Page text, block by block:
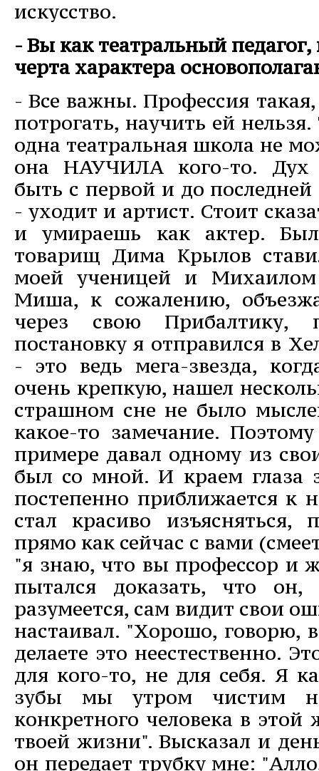
искусство.
- Вы как театральный педагог,
черта характера
- Все важны. Профессия
потрогать, научить ей
одна театральная школа не
она НАУЧИЛА кого-то. Дух
быть с первой и до
- уходит и артист. Стоит
и умираешь как актер.
товарищ Дима Крылов
моей ученицей и
Миша, к сожалению,
через свою Прибалтику,
постановку я отправился в
- это ведь мега-звезда,
очень крепкую, нашел
страшном сне не было
какое-то замечание.
примере давал одному из
был со мной. И краем глаза
постепенно приближается к
стал красиво изъясняться,
прямо как сейчас с вами
"я знаю, что вы профессор и
пытался доказать, что он,
разумеется, сам видит свои
настаивал. "Хорошо, говорю,
делаете это неестественно.
для кого-то, не для себя. Я
зубы мы утром чистим
конкретного человека в
твоей жизни". Высказал и
он передает трубку мне: